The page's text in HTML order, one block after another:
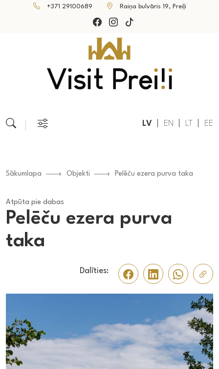
+371 29100689 Raiņa bulvāris 19, Preiļi
LV EN LT EE
Sākumlapa Objekti Pelēču ezera purva taka
Atpūta pie dabas
Pelēču ezera purva
taka
Dalīties: